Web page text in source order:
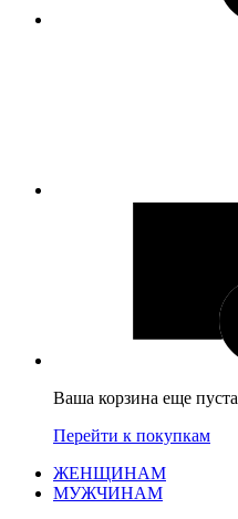
Ваша корзина еще пуста
Перейти к покупкам
ЖЕНЩИНАМ
МУЖЧИНАМ